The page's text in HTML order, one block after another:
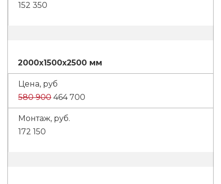
152 350
2000x1500x2500 мм
580 900 464 700
172 150